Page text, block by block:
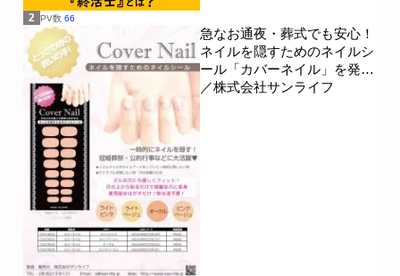
2 PV数 66
急なお通夜・葬式でも安心！
ネイルを隠すためのネイルシ
ール「カバーネイル」を発売
／株式会社サンライフ